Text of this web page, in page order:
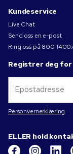
Kundeservice
Live Chat
Send oss en e-post
Ring oss på 800
Registrer deg
Personvernerklæring
ELLER hold